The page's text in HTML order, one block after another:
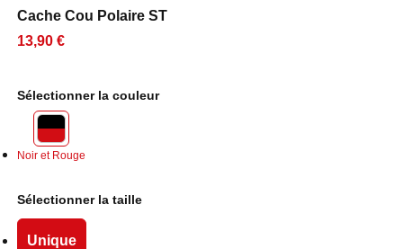
Cache Cou Polaire ST
13,90 €
Sélectionner la couleur
Noir et Rouge
Sélectionner la taille
Unique